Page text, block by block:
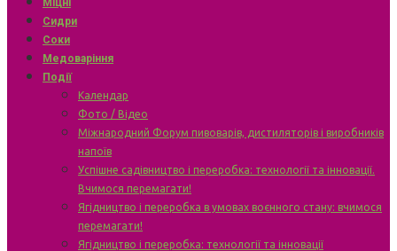
Міцні
Сидри
Соки
Медоваріння
Події
Календар
Фото / Відео
Міжнародний Форум пивоварів, дистиляторів і виробників
напоїв
Успішне садівництво і переробка: технології та інновації.
Вчимося перемагати!
Ягідництво і переробка в умовах воєнного стану: вчимося
перемагати!
Ягідництво і переробка: технології та інновації